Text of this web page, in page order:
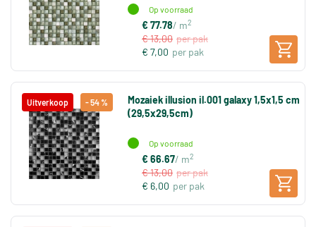
Op voorraad
€ 77.78/ m2
€ 13,00 per pak
€ 7,00 per pak
Uitverkoop - 54 %
Mozaiek illusion il.001 galaxy 1,5x1,5 cm
(29,5x29,5cm)
Op voorraad
€ 66.67/ m2
€ 13,00 per pak
€ 6,00 per pak